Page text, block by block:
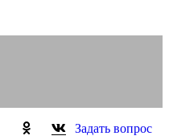
Задать вопрос